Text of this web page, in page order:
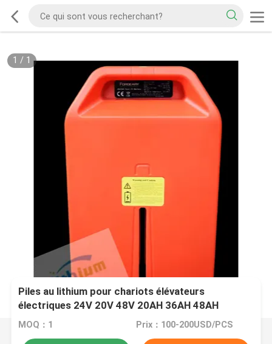
1 / 1
Piles au lithium pour chariots élévateurs
électriques 24V 20V 48V 20AH 36AH 48AH
MOQ：1 Prix：100-200USD/PCS